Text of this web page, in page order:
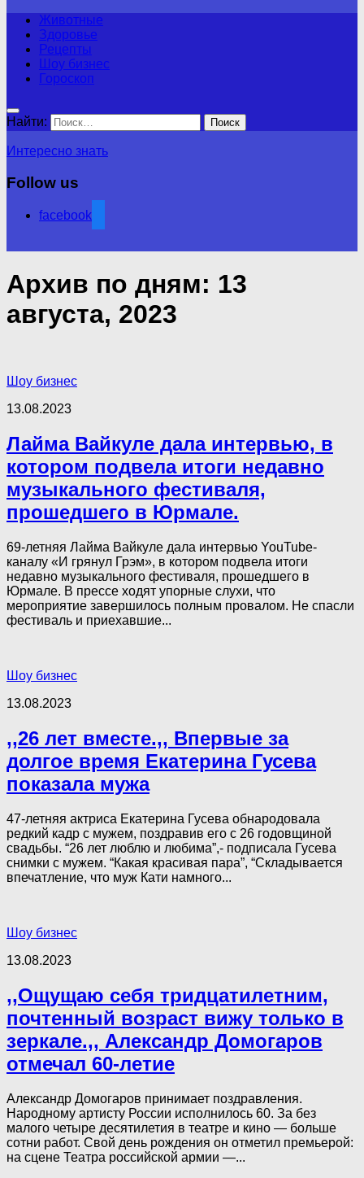
Животные
Здоровье
Рецепты
Шоу бизнес
Гороскоп
Найти:
Интересно знать
Follow us
facebook
Архив по дням: 13
августа, 2023
Шоу бизнес
13.08.2023
Лайма Вайкуле дала интервью, в
котором подвела итоги недавно
музыкального фестиваля,
прошедшего в Юрмале.
69-летняя Лайма Вайкуле дала интервью YouTube-
каналу «И грянул Грэм», в котором подвела итоги
недавно музыкального фестиваля, прошедшего в
Юрмале. В прессе ходят упорные слухи, что
мероприятие завершилось полным провалом. Не спасли
фестиваль и приехавшие...
Шоу бизнес
13.08.2023
,,26 лет вместе.,, Впервые за
долгое время Екатерина Гусева
показала мужа
47-летняя актриса Екатерина Гусева обнародовала
редкий кадр с мужем, поздравив его с 26 годовщиной
свадьбы. “26 лет люблю и любима”,- подписала Гусева
снимки с мужем. “Какая красивая пара”, “Складывается
впечатление, что муж Кати намного...
Шоу бизнес
13.08.2023
,,Ощущаю себя тридцатилетним,
почтенный возраст вижу только в
зеркале.,, Александр Домогаров
отмечал 60-летие
Александр Домогаров принимает поздравления.
Народному артисту России исполнилось 60. За без
малого четыре десятилетия в театре и кино — больше
сотни работ. Свой день рождения он отметил премьерой:
на сцене Театра российской армии —...